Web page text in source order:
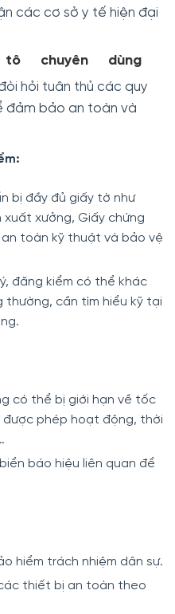
các cơ sở y tế hiện đại
chuyên dùng
hỏi tuân thủ các quy
đảm bảo an toàn và
bị đầy đủ giấy tờ như
xuất xưởng, Giấy chứng
toàn kỹ thuật và bảo vệ
đăng kiểm có thể khác
thường, cần tìm hiểu kỹ tại
có thể bị giới hạn về tốc
được phép hoạt động, thời
báo hiệu liên quan để
hiểm trách nhiệm dân sự.
thiết bị an toàn theo